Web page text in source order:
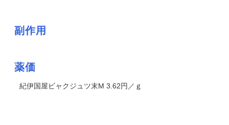
副作用
薬価
紀伊国屋ビャクジュツ末M 3.62円／ｇ